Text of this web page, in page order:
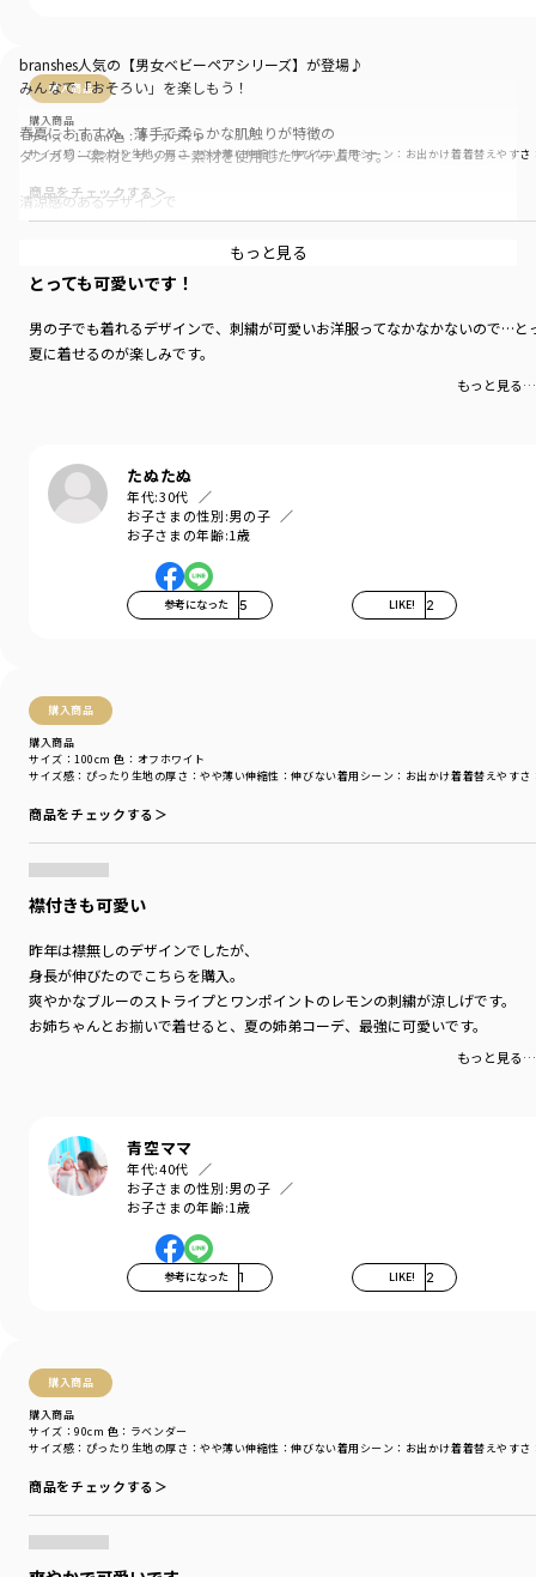
購入商品
購入商品
サイズ感 ：ぴったり生地の厚さ：やや薄い伸縮性：伸びない着用シーン ：お出かけ着着替えやすさ
サイズ：100cm色：オフホワイト
商品をチェックする＞
とっても可愛いです！
男の子でも着れるデザインで、刺繍が可愛いお洋服ってなかなかないので…と
夏に着せるのが楽しみです。
もっと見る…
たぬたぬ
年代:30代
お子さまの性別:男の子
お子さまの年齢:1歳
参考になった 5 LIKE! 2
購入商品
購入商品
サイズ感 ：ぴったり 生地の厚さ ：やや薄い伸縮性 ：伸びない着用シーン ：お出かけ着着替えやすさ
サイズ：100cm 色：オフホワイト
商品をチェックする＞
襟付きも可愛い
昨年は襟無しのデザインでしたが、
身長が伸びたのでこちらを購入。
爽やかなブルーのストライプとワンポイントのレモンの刺繍が涼しげです。
お姉ちゃんとお揃いで着せると、夏の姉弟コーデ、最強に可愛いです。
もっと見る…
青空ママ
年代:40代
お子さまの性別:男の子
お子さまの年齢:1歳
参考になった 1 LIKE! 2
購入商品
購入商品
サイズ感 ：ぴったり 生地の厚さ ：やや薄い伸縮性 ：伸びない着用シーン ：お出かけ着着替えやすさ
サイズ：90cm 色：ラベンダー
商品をチェックする＞
branshes人気の【男女ベビーペアシリーズ】が登場♪
みんなで「おそろい」を楽しもう！
春夏におすすめ、薄手で柔らかな肌触りが特徴の
ダンガリー素材とサッカー素材を使用したアイテムです。
清涼感のあるデザインで
カラーによって雰囲気が違う2色なので
おそろいやリンクコーデをより楽しんでいただけます。
本体部分に綿100％素材を使用しているので
総柄のレモンと小花刺繍は上品な色合いで仕上げているので
ちょっとしたお出かけや旅行などにもぴったりです。
【おそろいシリーズ商品一覧】
ベビー男児：01-5239-313 【おそろい】レモン＆フラワー総柄刺しゅう半
ベビー女児：02-5239-030 【おそろい】レモン＆フラワー総柄刺しゅうカ
ベビー雑貨：04-5285-669 【おそろい】レモン＆フラワー総柄刺しゅうヘ
アバンド
キッズ男児：11-5209-403 【おそろい】レモン＆フラワー総柄刺しゅう半
袖シャツ
替半袖Tシャツ
キッズ男児：11-5231-407 【おそろい】レモン＆フラワー総柄刺しゅうハ
ーフパンツ
キッズ女児：12-5206-161 【おそろい】レモン＆フラワー総柄刺しゅうド
ッキングTシャツ
ュニック
キッズ女児：12-5231-169 【おそろい】レモン＆フラワー総柄刺しゅうシ
ョートパンツ
ブランド ／branshes
シーズン
／アウトレット
／トップス>シャツ・ブラウス
パープル
BOY
／再値下げアイテム
もっと見る